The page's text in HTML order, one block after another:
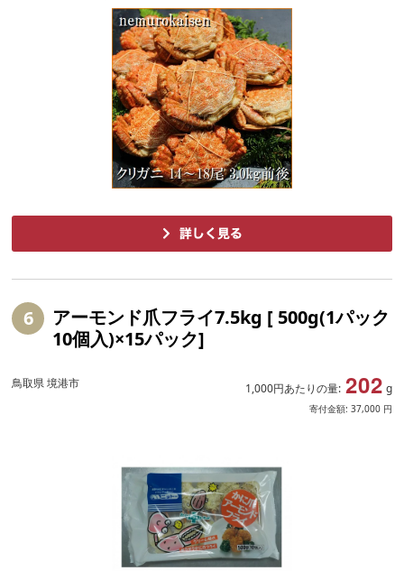
6
アーモンド爪フライ7.5kg [ 500g(1パック
10個入)×15パック]
鳥取県 境港市 1,000円あたりの量: 202 g
寄付金額: 37,000 円